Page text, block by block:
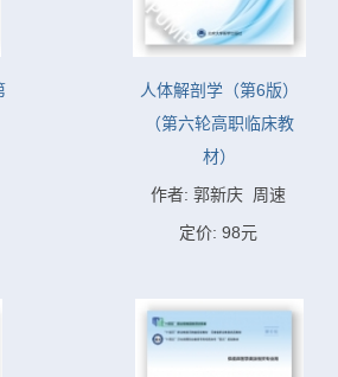
人体解剖学（第6版）
（第六轮高职临床教
材）
作者: 郭新庆  周速
定价: 98元